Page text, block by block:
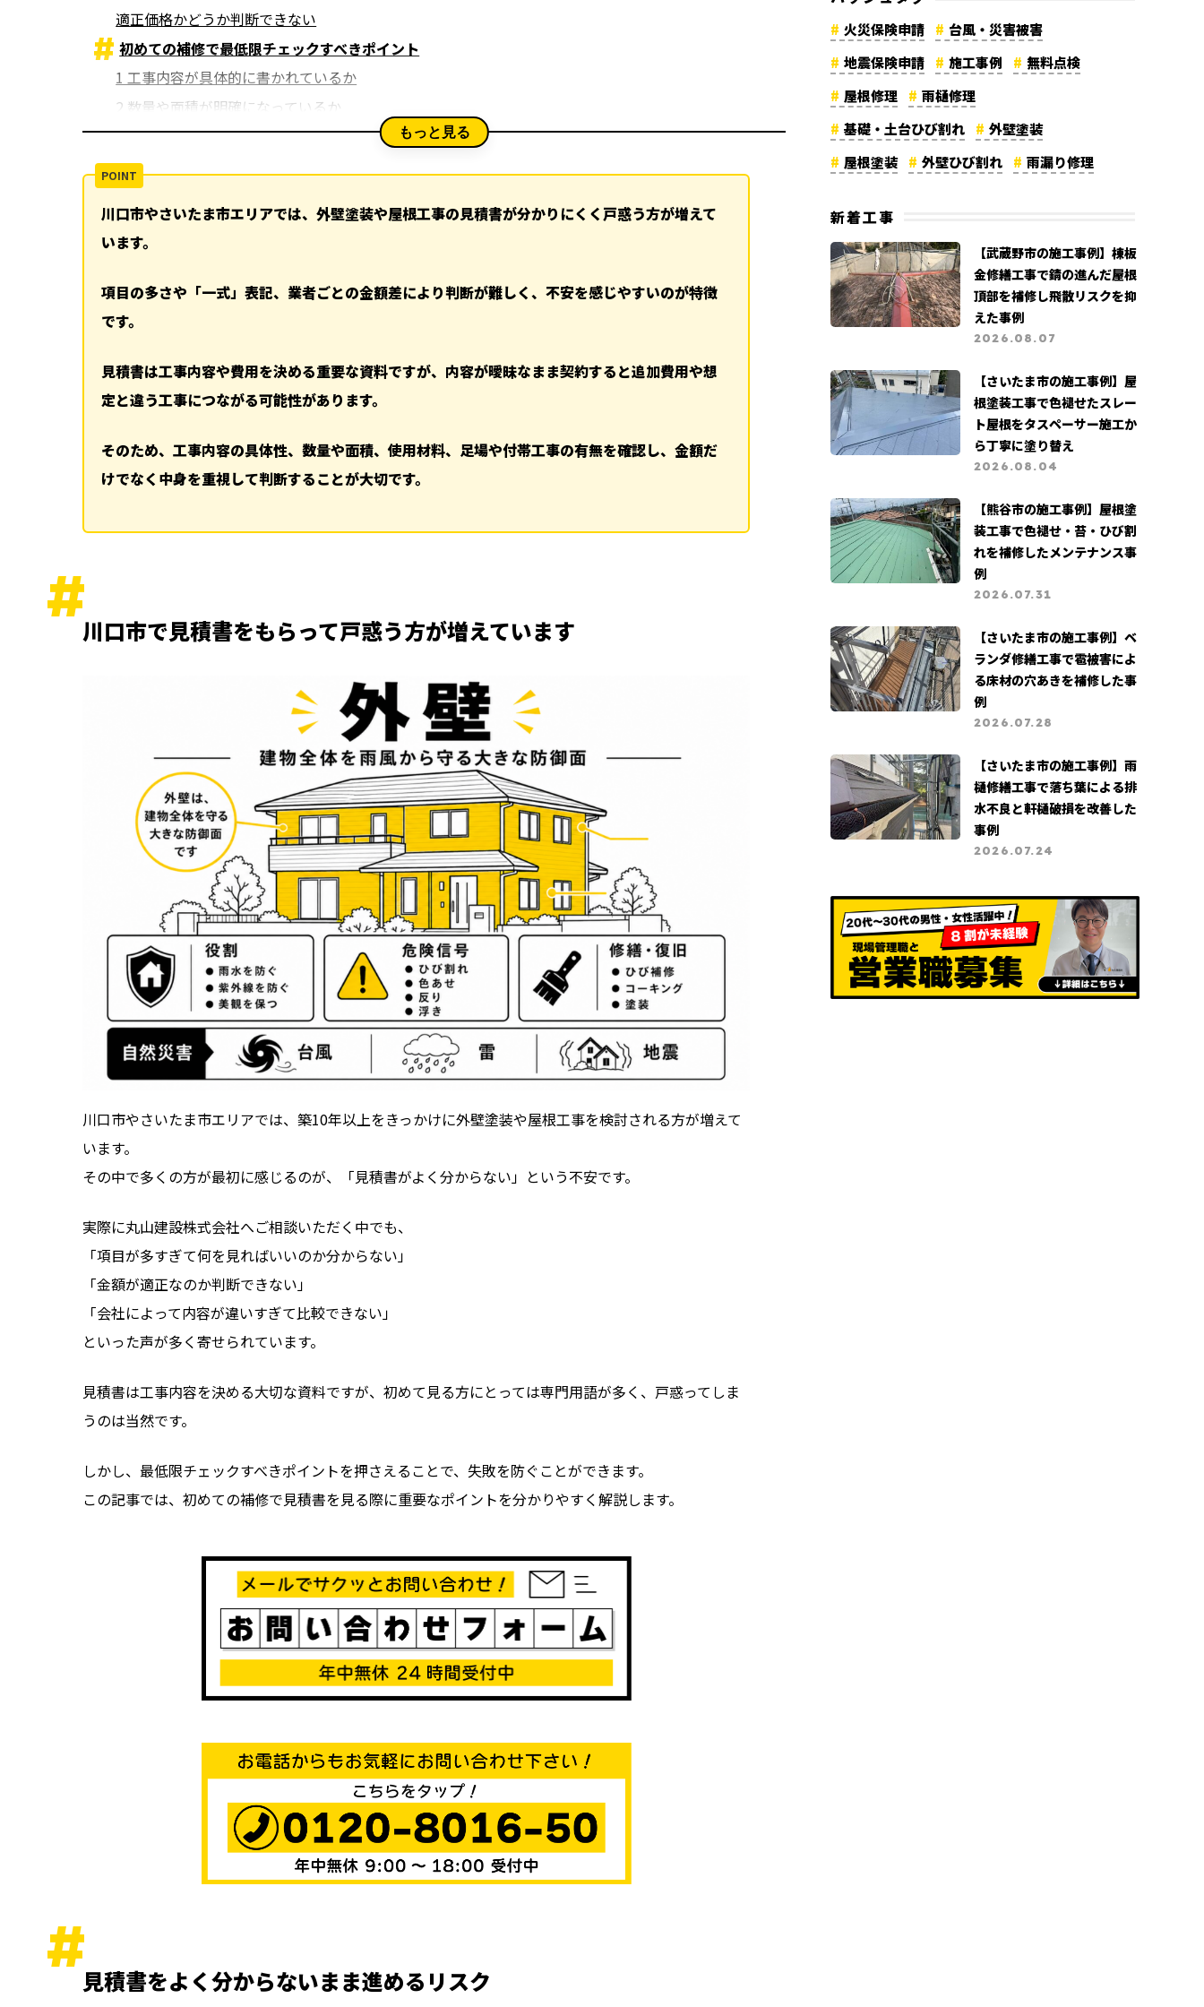
もっと見る
適正価格かどうか判断できない
初めての補修で最低限チェックすべきポイント
1 工事内容が具体的に書かれているか
2 数量や面積が明確になっているか
3 使用材料の種類とグレード
4 足場や付帯工事の有無
見積書の比較で失敗しないための考え方
同じ条件で比較することが重要
極端に安い見積には注意する
不明点は必ず質問する
火災保険が関係するケースもある
まとめ
関連記事
ハッシュタグ
新着工事
川口市やさいたま市エリアでは、外壁塗装や屋根工事の見積書が分かりにくく戸惑う方が増えて
います。
項目の多さや「一式」表記、業者ごとの金額差により判断が難しく、不安を感じやすいのが特徴
です。
見積書は工事内容や費用を決める重要な資料ですが、内容が曖昧なまま契約すると追加費用や想
定と違う工事につながる可能性があります。
そのため、工事内容の具体性、数量や面積、使用材料、足場や付帯工事の有無を確認し、金額だ
けでなく中身を重視して判断することが大切です。
川口市で見積書をもらって戸惑う方が増えています
川口市やさいたま市エリアでは、築10年以上をきっかけに外壁塗装や屋根工事を検討される方が増えて
います。
その中で多くの方が最初に感じるのが、「見積書がよく分からない」という不安です。
実際に丸山建設株式会社へご相談いただく中でも、
「項目が多すぎて何を見ればいいのか分からない」
「金額が適正なのか判断できない」
「会社によって内容が違いすぎて比較できない」
といった声が多く寄せられています。
見積書は工事内容を決める大切な資料ですが、初めて見る方にとっては専門用語が多く、戸惑ってしま
うのは当然です。
しかし、最低限チェックすべきポイントを押さえることで、失敗を防ぐことができます。
この記事では、初めての補修で見積書を見る際に重要なポイントを分かりやすく解説します。
見積書をよく分からないまま進めるリスク
火災保険申請
台風・災害被害
地震保険申請
施工事例
無料点検
屋根修理
雨樋修理
基礎・土台ひび割れ
外壁塗装
屋根塗装
外壁ひび割れ
雨漏り修理
軒天修理
カバー工法
メディア紹介
リフォーム費用
大規模修繕工事
高所調査
地震被害
よくある質問
営業職募集
新着工事
【武蔵野市の施工事例】棟板
金修繕工事で錆の進んだ屋根
頂部を補修し飛散リスクを抑
えた事例
2026.08.07
【さいたま市の施工事例】屋
根塗装工事で色褪せたスレー
ト屋根をタスペーサー施工か
ら丁寧に塗り替え
2026.08.04
【熊谷市の施工事例】屋根塗
装工事で色褪せ・苔・ひび割
れを補修したメンテナンス事
例
2026.07.31
【さいたま市の施工事例】ベ
ランダ修繕工事で雹被害によ
る床材の穴あきを補修した事
例
2026.07.28
【さいたま市の施工事例】雨
樋修繕工事で落ち葉による排
水不良と軒樋破損を改善した
事例
2026.07.24